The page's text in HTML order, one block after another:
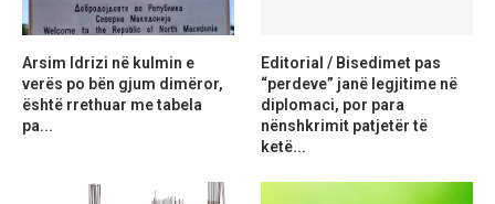
Arsim Idrizi në kulmin e
verës po bën gjum dimëror,
është rrethuar me tabela
pa...
Editorial / Bisedimet pas
“perdeve” janë legjitime në
diplomaci, por para
nënshkrimit patjetër të
ketë...